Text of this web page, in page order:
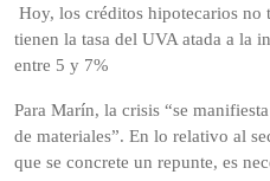
Hoy, los créditos hipotecarios no
tienen la tasa del UVA atada a la
entre 5 y 7%
Para Marín, la crisis “se
de materiales”. En lo relativo al
que se concrete un repunte, es